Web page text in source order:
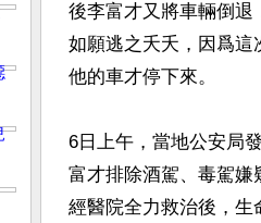
後李富才又將車輛倒
如願逃之夭夭，因爲這
他的車才停下來。
6日上午，當地公安局
富才排除酒駕、毒駕
經醫院全力救治後，生